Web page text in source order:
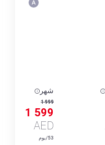
شهر
1 999
1 599
AED
53/يوم